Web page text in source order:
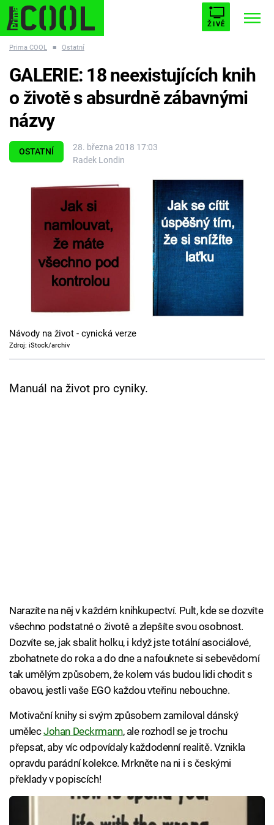
ŽIVĚ
ESCAPE PLNEJ KOTEL AVENGERS 5
Témata
Seriály
Cool Esport
Pořady
TV Program
Prima COOL ■ Ostatní
OSTATNÍ
28. března 2018 17:03
Radek Londin
GALERIE: 18 neexistujících knih
o životě s absurdně zábavnými
názvy
Návody na život - cynická verze
Zdroj: iStock/archiv
Manuál na život pro cyniky.
Narazíte na něj v každém knihkupectví. Pult, kde se dozvíte
všechno podstatné o životě a zlepšíte svou osobnost.
Dozvíte se, jak sbalit holku, i když jste totální asociálové,
zbohatnete do roka a do dne a nafouknete si sebevědomí
tak umělým způsobem, že kolem vás budou lidi chodit s
obavou, jestli vaše EGO každou vteřinu nebouchne.
Motivační knihy si svým způsobem zamiloval dánský
umělecJohan Deckrmann, ale rozhodl se je trochu
přepsat, aby víc odpovídaly každodenní realitě. Vznikla
opravdu parádní kolekce. Mrkněte na ni i s českými
překlady v popiscích!